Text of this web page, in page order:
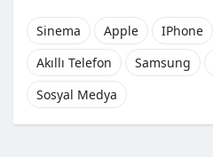
Sinema Apple IPhone
Akıllı Telefon
Samsung
Sosyal Medya